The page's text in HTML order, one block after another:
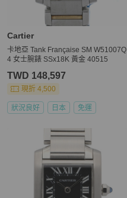
Cartier
卡地亞 Tank Française SM W51007Q
4 女士腕錶 SSx18K 黃金 40515
TWD 148,597
現折 4,500
狀況良好 日本 免運